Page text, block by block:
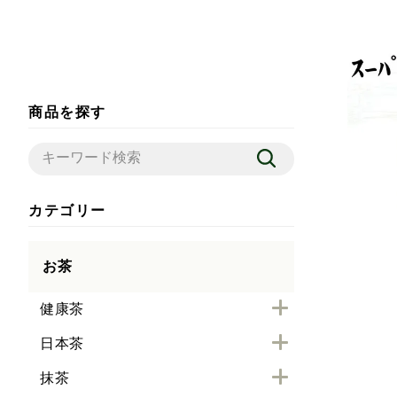
商品を探す
カテゴリー
お茶
健康茶
日本茶
抹茶